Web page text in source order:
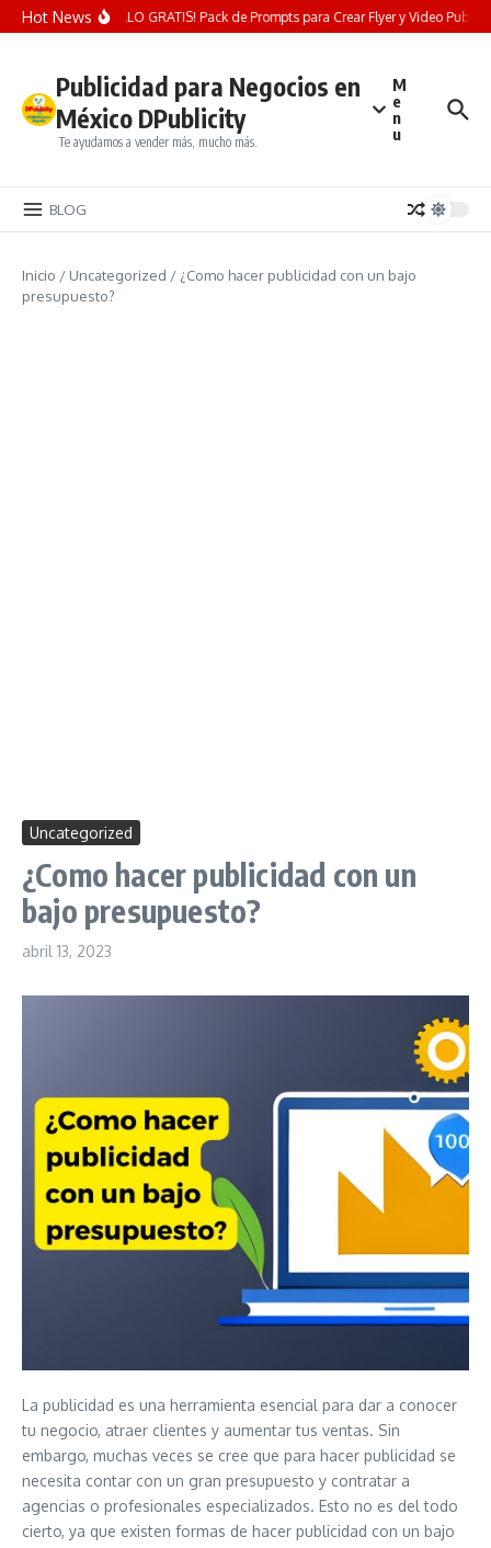
Saltar al contenido
Hot News¡REGALO GRATIS! Pack de Prompts para Crear Flyer y Video
Publicidad para Negocios en
México DPublicity
Te ayudamos a vender más, mucho más.
M
e
n
u
BLOG
Inicio / Uncategorized / ¿Como hacer publicidad con un bajo
presupuesto?
Uncategorized
¿Como hacer publicidad con un
bajo presupuesto?
abril 13, 2023
La publicidad es una herramienta esencial para dar a conocer
tu negocio, atraer clientes y aumentar tus ventas. Sin
embargo, muchas veces se cree que para hacer publicidad se
necesita contar con un gran presupuesto y contratar a
agencias o profesionales especializados. Esto no es del todo
cierto, ya que existen formas de hacer publicidad con un bajo